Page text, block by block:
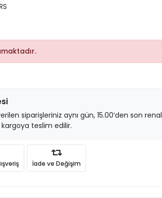
siparişleriniz aynı gün, 15.00’den son renal
teslim edilir.
İade ve Değişim